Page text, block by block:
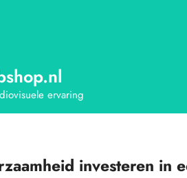
ervaring
investeren in